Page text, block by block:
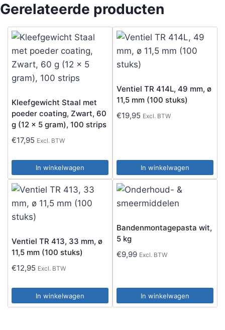
Gerelateerde producten
Kleefgewicht Staal met
poeder coating, Zwart, 60
g (12 x 5 gram), 100 strips
€17,95 Excl. BTW
In winkelwagen
Ventiel TR 414L, 49 mm, ø
11,5 mm (100 stuks)
€19,95 Excl. BTW
In winkelwagen
Ventiel TR 413, 33 mm, ø
11,5 mm (100 stuks)
€12,95 Excl. BTW
In winkelwagen
Bandenmontagepasta wit,
5 kg
€9,99 Excl. BTW
In winkelwagen